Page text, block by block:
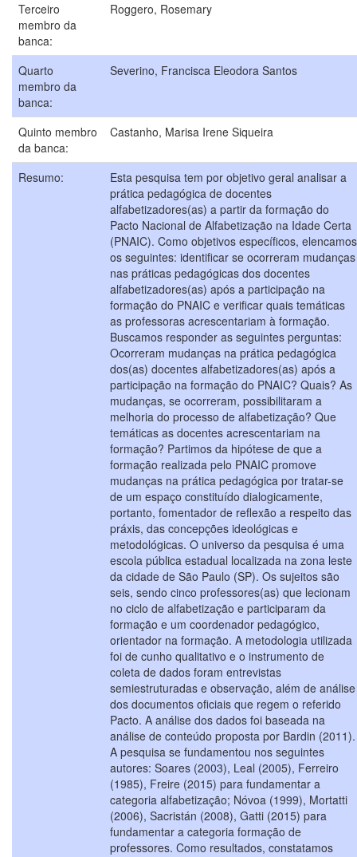
Terceiro
membro da
banca:
Roggero, Rosemary
Quarto
membro da
banca:
Severino, Francisca Eleodora Santos
Quinto membro
da banca:
Castanho, Marisa Irene Siqueira
Resumo:
Esta pesquisa tem por objetivo geral analisar a
prática pedagógica de docentes
alfabetizadores(as) a partir da formação do
Pacto Nacional de Alfabetização na Idade Certa
(PNAIC). Como objetivos específicos, elencamos
os seguintes: identificar se ocorreram mudanças
nas práticas pedagógicas dos docentes
alfabetizadores(as) após a participação na
formação do PNAIC e verificar quais temáticas
as professoras acrescentariam à formação.
Buscamos responder as seguintes perguntas:
Ocorreram mudanças na prática pedagógica
dos(as) docentes alfabetizadores(as) após a
participação na formação do PNAIC? Quais? As
mudanças, se ocorreram, possibilitaram a
melhoria do processo de alfabetização? Que
temáticas as docentes acrescentariam na
formação? Partimos da hipótese de que a
formação realizada pelo PNAIC promove
mudanças na prática pedagógica por tratar-se
de um espaço constituído dialogicamente,
portanto, fomentador de reflexão a respeito das
práxis, das concepções ideológicas e
metodológicas. O universo da pesquisa é uma
escola pública estadual localizada na zona leste
da cidade de São Paulo (SP). Os sujeitos são
seis, sendo cinco professores(as) que lecionam
no ciclo de alfabetização e participaram da
formação e um coordenador pedagógico,
orientador na formação. A metodologia utilizada
foi de cunho qualitativo e o instrumento de
coleta de dados foram entrevistas
semiestruturadas e observação, além de análise
dos documentos oficiais que regem o referido
Pacto. A análise dos dados foi baseada na
análise de conteúdo proposta por Bardin (2011).
A pesquisa se fundamentou nos seguintes
autores: Soares (2003), Leal (2005), Ferreiro
(1985), Freire (2015) para fundamentar a
categoria alfabetização; Nóvoa (1999), Mortatti
(2006), Sacristán (2008), Gatti (2015) para
fundamentar a categoria formação de
professores. Como resultados, constatamos